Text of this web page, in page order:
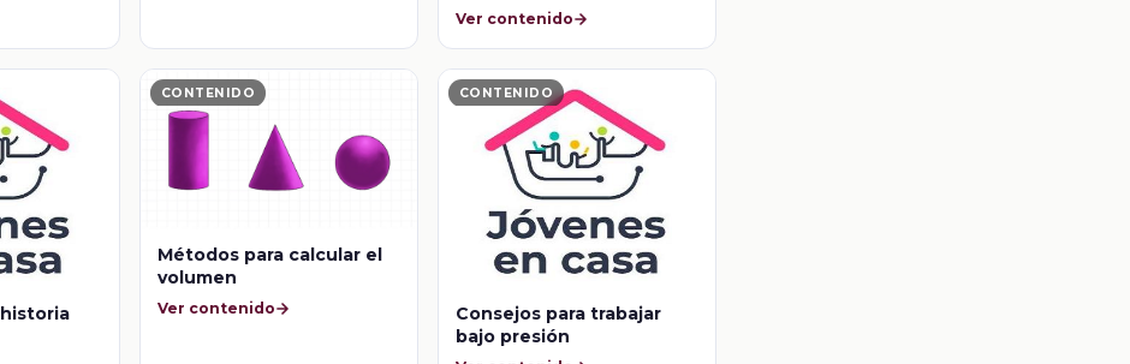
Ver contenido
CONTENIDO
Métodos para calcular el
volumen
Ver contenido
CONTENIDO
Consejos para trabajar
bajo presión